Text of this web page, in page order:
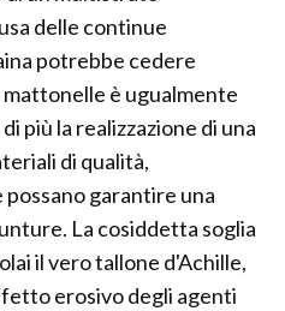
delle continue
potrebbe cedere
è ugualmente
più la realizzazione di una
di qualità,
garantire una
La cosiddetta soglia
il vero tallone d'Achille,
erosivo degli agenti